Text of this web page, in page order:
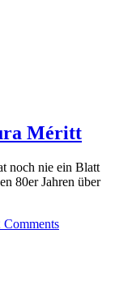
Méritt
noch nie ein Blatt
80er Jahren über
Comments